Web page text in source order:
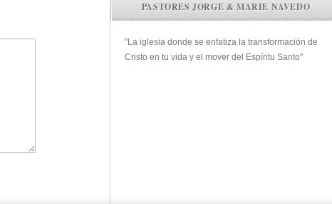
PASTORES JORGE & MARIE NAVEDO
"La iglesia donde se enfatiza la transformación de
Cristo en tu vida y el mover del Espíritu Santo"